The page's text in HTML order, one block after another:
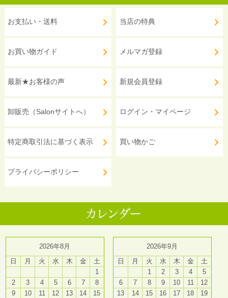
お支払い・送料
お買い物ガイド
最新★お客様の声
卸販売（Salonサイトへ）
特定商取引法に基づく表示
プライバシーポリシー
当店の特典
メルマガ登録
新規会員登録
ログイン・マイページ
買い物かご
2026年8月
日
月 火 水 木 金
土
1
2
3 4 5 6 7
8
9
10 11 12 13 14
15
2026年9月
日
月 火 水 木 金
土
1
2 3 4
5
6
7 8 9 10 11
12
13
14 15 16 17 18
19